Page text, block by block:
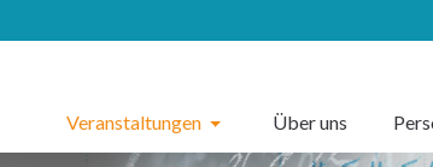
Veranstaltungen Über uns